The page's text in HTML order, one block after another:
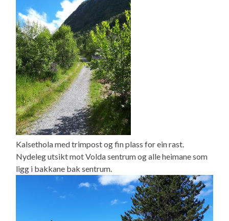
Kalsethola med trimpost og fin plass for ein rast.
Nydeleg utsikt mot Volda sentrum og alle heimane som
ligg i bakkane bak sentrum.